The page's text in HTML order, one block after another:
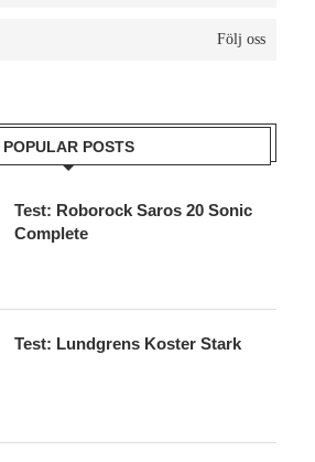
Följ oss
POPULAR POSTS
Test: Roborock Saros 20 Sonic
Complete
Test: Lundgrens Koster Stark